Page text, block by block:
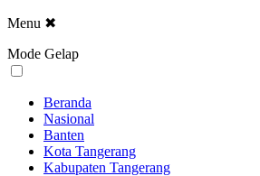
Menu ✖
Mode Gelap
Beranda
Nasional
Banten
Kota Tangerang
Kabupaten Tangerang